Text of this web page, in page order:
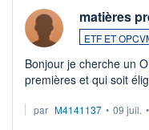
matières
ETF ET
Bonjour je cherche un
premières et qui soit
par M4141137 • 09 juil. •